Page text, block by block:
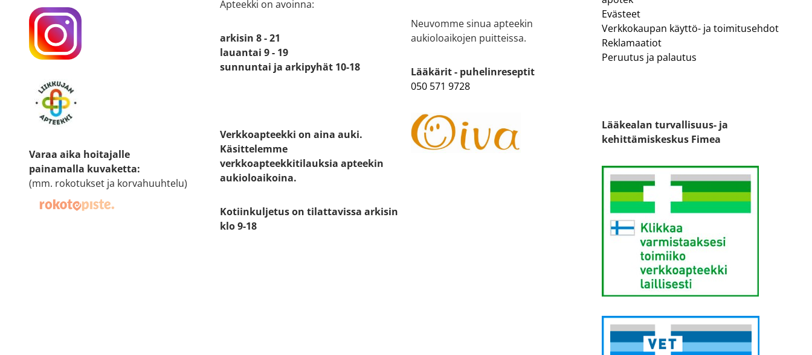
Varaa aika hoitajalle
painamalla kuvaketta:
(mm. rokotukset ja korvahuuhtelu)
Apteekki on avoinna:
arkisin 8 - 21
lauantai 9 - 19
sunnuntai ja arkipyhät 10-18
Verkkoapteekki on aina auki.
Käsittelemme
verkkoapteekkitilauksia apteekin
aukioloaikoina.
Kotiinkuljetus on tilattavissa arkisin
klo 9-18
Neuvomme sinua apteekin
aukioloaikojen puitteissa.
Lääkärit - puhelinreseptit
050 571 9728
Evästeet
Verkkokaupan käyttö- ja toimitusehdot
Reklamaatiot
Peruutus ja palautus
Lääkealan turvallisuus- ja
kehittämiskeskus Fimea